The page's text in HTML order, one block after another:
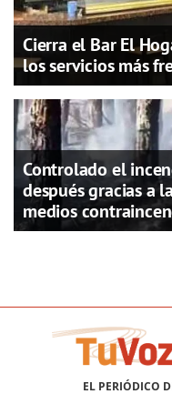
Cierra el Bar El
los servicios más
Controlado el
después gracias a
medios
EL PERIÓDICO